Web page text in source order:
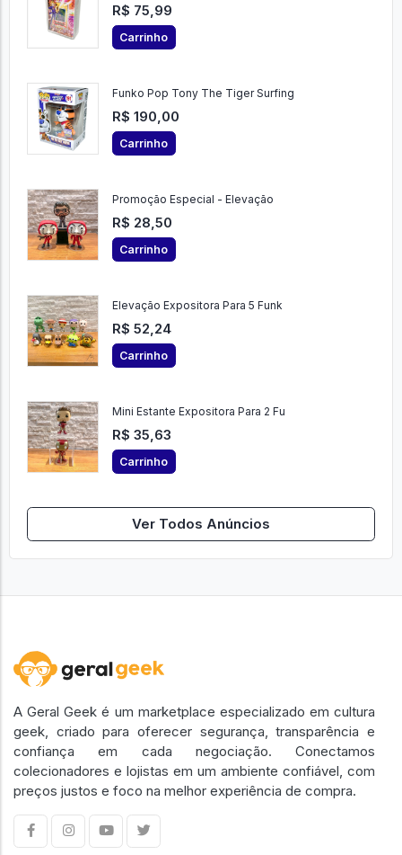
R$ 75,99
Carrinho
Funko Pop Tony The Tiger Surfing
R$ 190,00
Carrinho
Promoção Especial - Elevação
R$ 28,50
Carrinho
Elevação Expositora Para 5 Funk
R$ 52,24
Carrinho
Mini Estante Expositora Para 2 Fu
R$ 35,63
Carrinho
Ver Todos Anúncios
A Geral Geek é um marketplace especializado em cultura
geek, criado para oferecer segurança, transparência e
confiança em cada negociação. Conectamos
colecionadores e lojistas em um ambiente confiável, com
preços justos e foco na melhor experiência de compra.